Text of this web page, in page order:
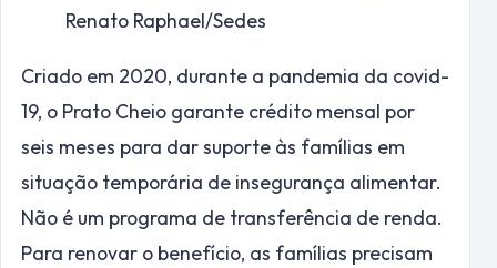
Renato Raphael/Sedes
Criado em 2020, durante a pandemia da covid-
19, o Prato Cheio garante crédito mensal por
seis meses para dar suporte às famílias em
situação temporária de insegurança alimentar.
Não é um programa de transferência de renda.
Para renovar o benefício, as famílias precisam